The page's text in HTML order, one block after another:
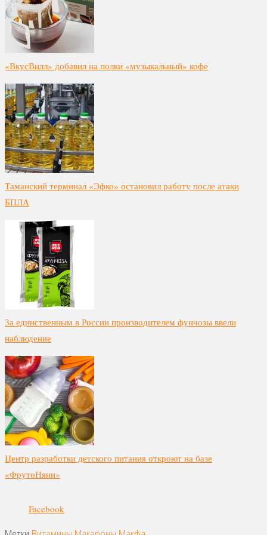
«ВкусВилл» добавил на полки «музыкальный» кофе
Таманский терминал «Эфко» остановил работу после атаки
БПЛА
За единственным в России производителем фунчозы ввели
наблюдение
Центр разработки детского питания откроют на базе
«ФрутоНяни»
Facebook